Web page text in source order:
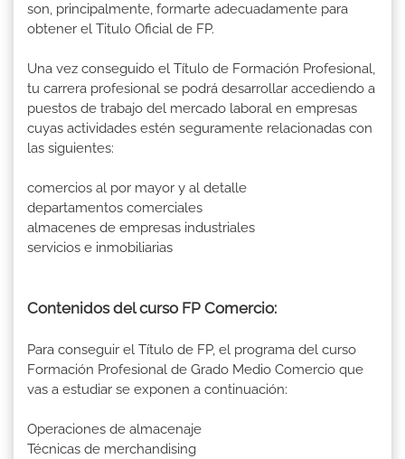
son, principalmente, formarte adecuadamente para
obtener el Titulo Oficial de FP.
Una vez conseguido el Título de Formación Profesional,
tu carrera profesional se podrá desarrollar accediendo a
puestos de trabajo del mercado laboral en empresas
cuyas actividades estén seguramente relacionadas con
las siguientes:
comercios al por mayor y al detalle
departamentos comerciales
almacenes de empresas industriales
servicios e inmobiliarias
Contenidos del curso FP Comercio:
Para conseguir el Título de FP, el programa del curso
Formación Profesional de Grado Medio Comercio que
vas a estudiar se exponen a continuación:
Operaciones de almacenaje
Técnicas de merchandising